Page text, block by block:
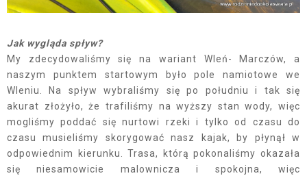
Jak wygląda spływ?
My zdecydowaliśmy się na wariant Wleń- Marczów, a
naszym punktem startowym było pole namiotowe we
Wleniu. Na spływ wybraliśmy się po południu i tak się
akurat złożyło, że trafiliśmy na wyższy stan wody, więc
mogliśmy poddać się nurtowi rzeki i tylko od czasu do
czasu musieliśmy skorygować nasz kajak, by płynął w
odpowiednim kierunku. Trasa, którą pokonaliśmy okazała
się niesamowicie malownicza i spokojna, więc